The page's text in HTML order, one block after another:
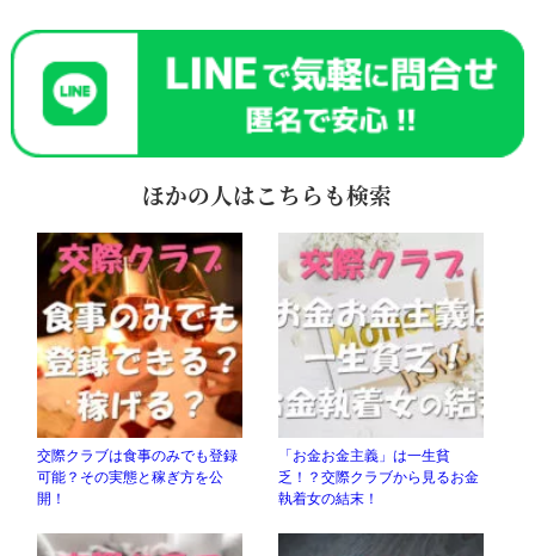
ほかの人はこちらも検索
交際クラブは食事のみでも登録
可能？その実態と稼ぎ方を公
開！
「お金お金主義」は一生貧
乏！？交際クラブから見るお金
執着女の結末！